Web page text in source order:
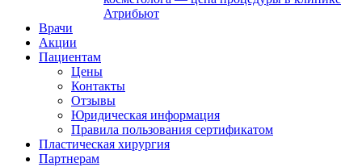
Атрибьют
Врачи
Акции
Пациентам
Цены
Контакты
Отзывы
Юридическая информация
Правила пользования сертификатом
Пластическая хирургия
Партнерам